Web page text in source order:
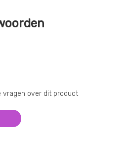
vragen over dit product